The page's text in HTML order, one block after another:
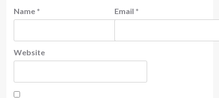
Name * Email *
Website